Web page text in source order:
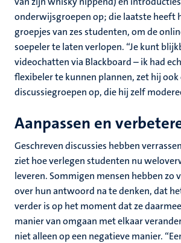
onderwijsgroepen op; die laatste heeft
groepjes van zes studenten, om de
soepeler te laten verlopen. “Je kunt
videochatten via Blackboard – ik had
flexibeler te kunnen plannen, zet hij
discussiegroepen op, die hij zelf
Aanpassen en
Geschreven discussies hebben
ziet hoe verlegen studenten nu
leveren. Sommigen mensen hebben zo
over hun antwoord na te denken, dat
verder is op het moment dat ze
manier van omgaan met elkaar
niet alleen op een negatieve manier.